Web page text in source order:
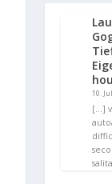
10.
[…]